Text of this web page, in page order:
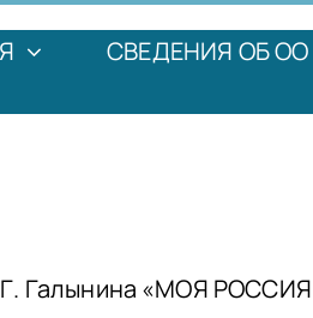
СВЕДЕНИЯ ОБ ОО
Г. Галынина «МОЯ